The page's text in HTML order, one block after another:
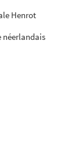
Henrot
néerlandais